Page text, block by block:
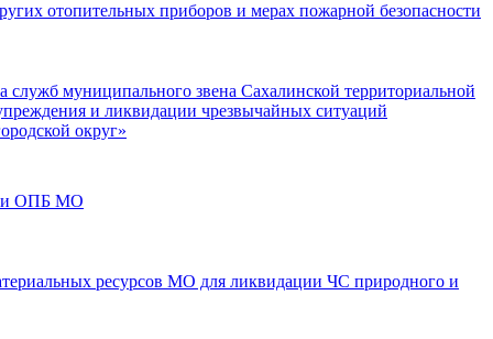
отопительных приборов и мерах пожарной безопасности
служб муниципального звена Сахалинской территориальной
и ликвидации чрезвычайных ситуаций
округ»
и ОПБ МО
ресурсов МО для ликвидации ЧС природного и